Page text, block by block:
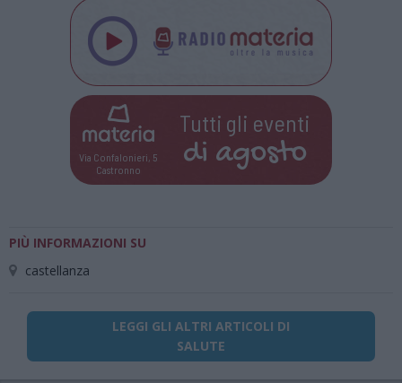
Via Confalonieri, 5
Castronno
Tutti gli eventi
di agosto
PIÙ INFORMAZIONI SU
castellanza
LEGGI GLI ALTRI ARTICOLI DI
SALUTE